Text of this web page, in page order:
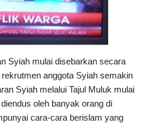
Syiah mulai disebarkan secara
anggota Syiah semakin
Syiah melalui Tajul Muluk mulai
oleh banyak orang di
cara-cara berislam yang